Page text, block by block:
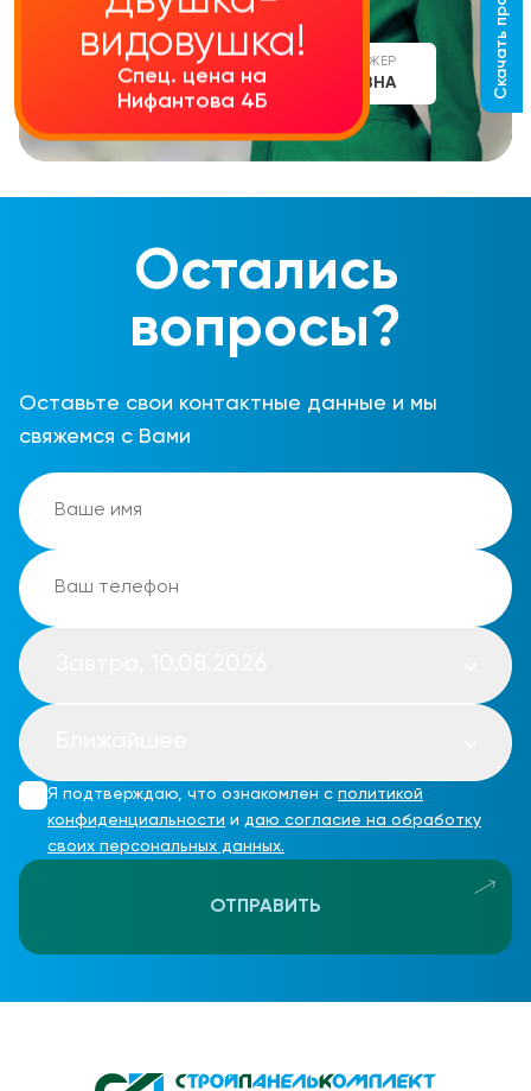
СТАРШИЙ МЕНЕДЖЕР
АЛИНА СЕРГЕЕВНА
Остались
вопросы?
Оставьте свои контактные данные и мы
свяжемся с Вами
Я подтверждаю, что ознакомлен с политикой
конфиденциальности и даю согласие на обработку
своих персональных данных.
ОТПРАВИТЬ
видовушка!
Спец. цена на
Нифантова 4Б